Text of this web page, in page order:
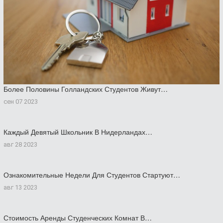
Более Половины Голландских Студентов Живут…
сен 07 2023
Каждый Девятый Школьник В Нидерландах…
авг 28 2023
Ознакомительные Недели Для Студентов Стартуют…
авг 13 2023
Стоимость Аренды Студенческих Комнат В…